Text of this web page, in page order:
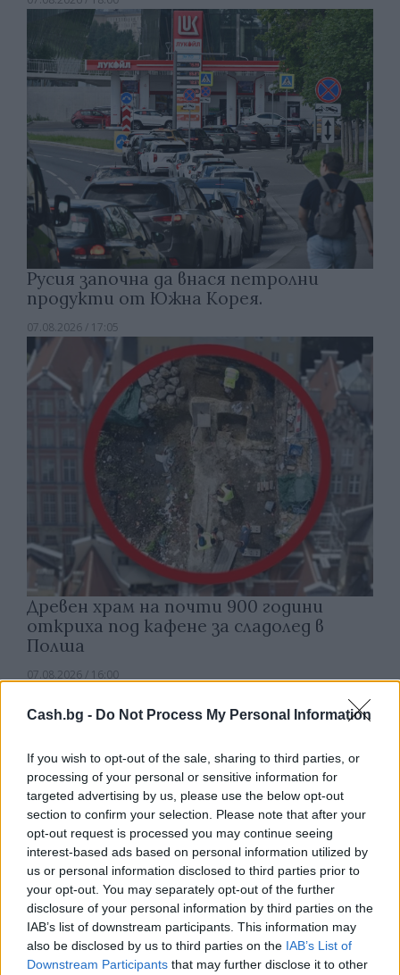
Cash.bg - Do Not Process My Personal Information
If you wish to opt-out of the sale, sharing to third parties, or
processing of your personal or sensitive information for
targeted advertising by us, please use the below opt-out
section to confirm your selection. Please note that after your
opt-out request is processed you may continue seeing
interest-based ads based on personal information utilized by
us or personal information disclosed to third parties prior to
your opt-out. You may separately opt-out of the further
disclosure of your personal information by third parties on the
IAB’s list of downstream participants. This information may
also be disclosed by us to third parties on the IAB’s List of
Downstream Participants that may further disclose it to other
Русия започна да внася петролни
продукти от Южна Корея.
07.08.2026 / 17:05
Древен храм на почти 900 години
откриха под кафене за сладолед в
Полша
07.08.2026 / 16:00
Изкуствен интелект за първи път